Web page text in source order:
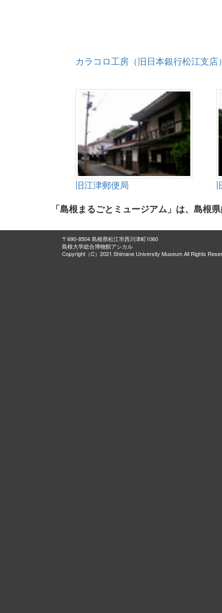
カラコロ工房（旧日本銀行松江支店
旧江津郵便局
「島根まるごとミュージアム」は、島根
〒690-8504 島根県松江市西川津町1060
島根大学総合博物館アシカル
Copyright（C）2021 Shimane University Museum All Rights